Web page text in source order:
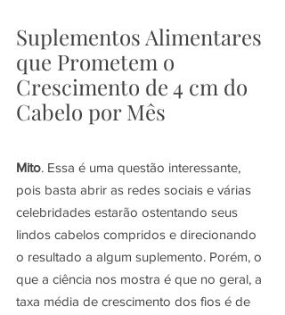
Suplementos Alimentares
que Prometem o
Crescimento de 4 cm do
Cabelo por Mês
Mito. Essa é uma questão interessante,
pois basta abrir as redes sociais e várias
celebridades estarão ostentando seus
lindos cabelos compridos e direcionando
o resultado a algum suplemento. Porém, o
que a ciência nos mostra é que no geral, a
taxa média de crescimento dos fios é de